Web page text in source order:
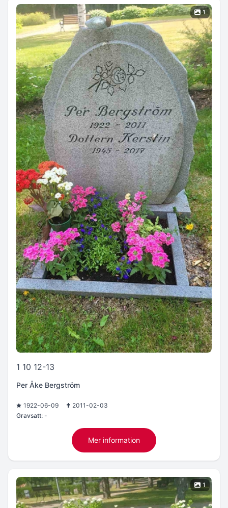
1
1 10 12-13
Per Åke Bergström
1922-06-09
2011-02-03
Gravsatt: -
Mer information
1